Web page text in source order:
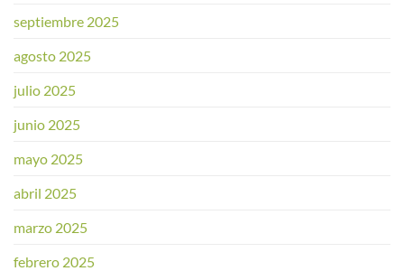
septiembre 2025
agosto 2025
julio 2025
junio 2025
mayo 2025
abril 2025
marzo 2025
febrero 2025